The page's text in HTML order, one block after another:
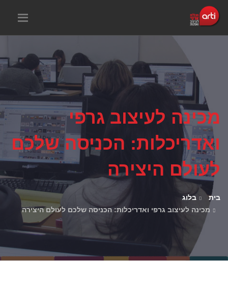
מכינה לעיצוב גרפי
ואדריכלות: הכניסה שלכם
לעולם היצירה
בית
בלוג
מכינה לעיצוב גרפי ואדריכלות: הכניסה שלכם לעולם היצירה